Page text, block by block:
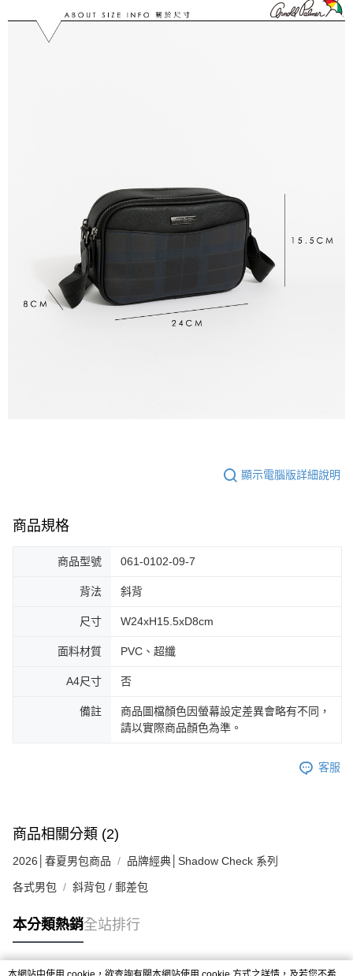
【注意事項】
１．透過由恩沛科技股份有限公司提供之「AFTEE先享後付」服務完成之交
易，需依本服務之必要範圍內提供個人資料，並將交易相關給付款項請求債
恩沛科技股份有限公司將有權停止該用戶之使用額度並採取法律行動。
顯示電腦版詳細說明
商品規格
商品型號 061-0102-09-7
背法 斜背
尺寸 W24xH15.5xD8cm
面料材質 PVC、超纖
A4尺寸 否
備註
商品圖檔顏色因螢幕設定差異會略有不同，
請以實際商品顏色為準。
客服
商品相關分類 (2)
2026│春夏男包商品 品牌經典│Shadow Check 系列
各式男包 斜背包 / 郵差包
本分類熱銷全站排行